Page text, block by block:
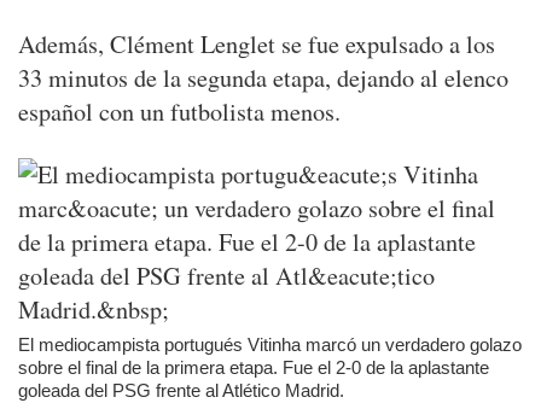
Además, Clément Lenglet se fue expulsado a los
33 minutos de la segunda etapa, dejando al elenco
español con un futbolista menos.
El mediocampista portugués Vitinha marcó un verdadero golazo
sobre el final de la primera etapa. Fue el 2-0 de la aplastante
goleada del PSG frente al Atlético Madrid.